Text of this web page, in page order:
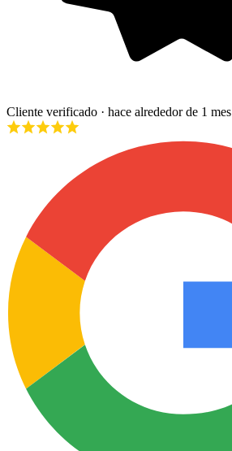
Cliente verificado · hace alrededor de 1 mes